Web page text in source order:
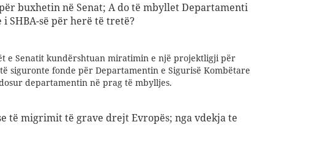
buxhetin në Senat; A do të mbyllet Departamenti
SHBA-së për herë të tretë?
e Senatit kundërshtuan miratimin e një projektligji për
siguronte fonde për Departamentin e Sigurisë Kombëtare
departamentin në prag të mbylljes.
të migrimit të grave drejt Evropës; nga vdekja te